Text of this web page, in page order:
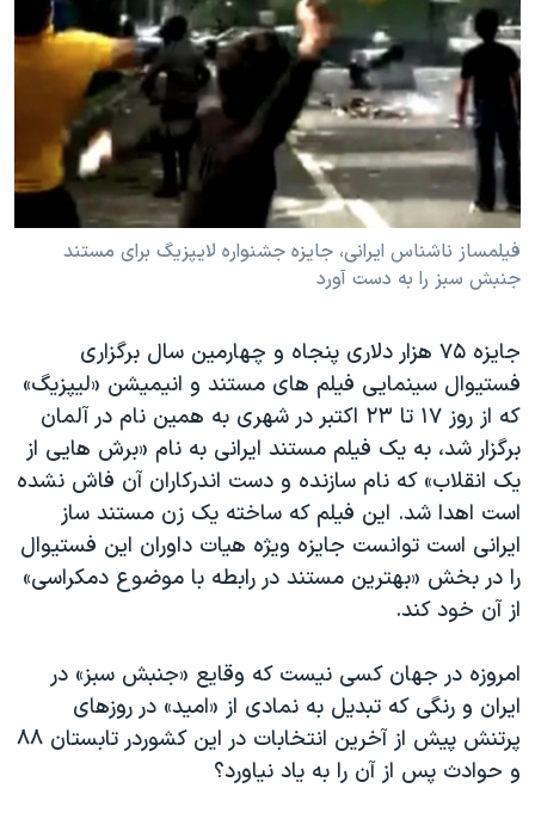
فرهنگ و زندگی
حقوق شهروندی
اقتصادی
علم و فناوری
اسرائیل در جنگ
آرشیو پخش زنده
مستندها
انتخابات ریاست جمهوری آمریکا ۲۰۲۴
حمله جمهوری اسلامی به اسرائیل
رمز مهسا
ورزش زنان در ایران
مجموعه مستندهای دادخواهی
دادگاه حمید نوری
چهل سال گروگان‌گیری
قانون شفافیت دارائی کادر رهبری ایران
اعتراضات مردمی آبان ۹۸
اسرائیل در جنگ
نرگس محمدی برنده جایزه نوبل صلح
همایش محافظه‌کاران آمریکا «سی‌پک»
صفحه‌های ویژه
سفر پرزیدنت ترامپ به چین
دنبال کنید
زبانهای مختلف
فیلمساز ناشناس ایرانی، جایزه جشنواره لایپزیگ برای مستند
جنبش سبز را به دست آورد
جایزه ٧۵ هزار دلاری پنجاه و چهارمین سال برگزاری
فستیوال سینمایی فیلم های مستند و انیمیشن «لیپزیگ»
که از روز ١٧ تا ٢٣ اکتبر در شهری به همین نام در آلمان
برگزار شد، به یک فیلم مستند ایرانی به نام «برش هایی از
یک انقلاب» که نام سازنده و دست اندرکاران آن فاش نشده
است اهدا شد. این فیلم که ساخته یک زن مستند ساز
ایرانی است توانست جایزه ویژه هیات داوران این فستیوال
را در بخش «بهترین مستند در رابطه با موضوع دمکراسی»
از آن خود کند.
امروزه در جهان کسی نیست که وقایع «جنبش سبز» در
ایران و رنگی که تبدیل به نمادی از «امید» در روزهای
پرتنش پیش از آخرین انتخابات در این کشوردر تابستان ٨٨
و حوادث پس از آن را به یاد نیاورد؟